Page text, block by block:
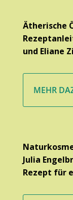
Ätherische
und Eliane
MEHR
Julia
Rezept für